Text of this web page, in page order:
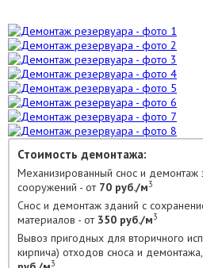
Стоимость демонтажа:
Механизированный снос и демонтаж
сооружений - от 70 руб./м3
Снос и демонтаж зданий с
материалов - от 350 руб./м3
Вывоз пригодных для вторичного
кирпича) отходов сноса и
3